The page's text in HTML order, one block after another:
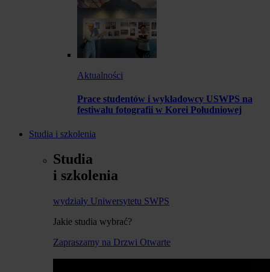
Aktualności
Prace studentów i wykładowcy USWPS na
festiwalu fotografii w Korei Południowej
Studia i szkolenia
Studia
i szkolenia
wydziały Uniwersytetu SWPS
Jakie studia wybrać?
Zapraszamy na Drzwi Otwarte